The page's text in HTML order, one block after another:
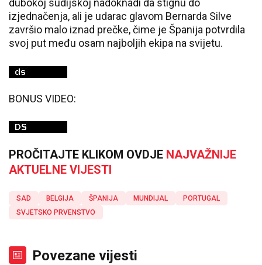
dubokoj sudijskoj nadoknadi da stignu do
izjednačenja, ali je udarac glavom Bernarda Silve
završio malo iznad prečke, čime je Španija potvrdila
svoj put među osam najboljih ekipa na svijetu.
BONUS VIDEO:
PROČITAJTE KLIKOM OVDJE NAJVAŽNIJE
AKTUELNE VIJESTI
SAD BELGIJA ŠPANIJA MUNDIJAL
PORTUGAL
SVJETSKO PRVENSTVO
Povezane vijesti